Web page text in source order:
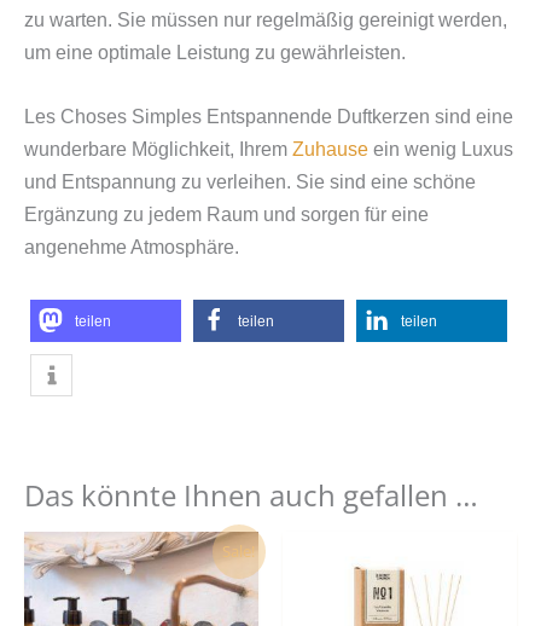
zu warten. Sie müssen nur regelmäßig gereinigt werden,
um eine optimale Leistung zu gewährleisten.
Les Choses Simples Entspannende Duftkerzen sind eine
wunderbare Möglichkeit, Ihrem Zuhause ein wenig Luxus
und Entspannung zu verleihen. Sie sind eine schöne
Ergänzung zu jedem Raum und sorgen für eine
angenehme Atmosphäre.
teilen teilen teilen
Das könnte Ihnen auch gefallen …
Sale!
Dieses
Produkt
weist